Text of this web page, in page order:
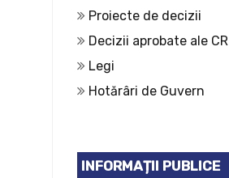
Proiecte de decizii
Decizii aprobate ale CR
Legi
Hotărâri de Guvern
INFORMAȚII PUBLICE